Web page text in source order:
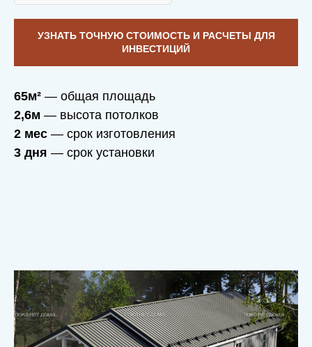
УЗНАТЬ ТОЧНУЮ СТОИМОСТЬ И РАСЧЕТЫ ДЛЯ
ИНВЕСТИЦИЙ
65м² — общая площадь
2,6м — высота потолков
2 мес — срок изготовления
3 дня — срок установки